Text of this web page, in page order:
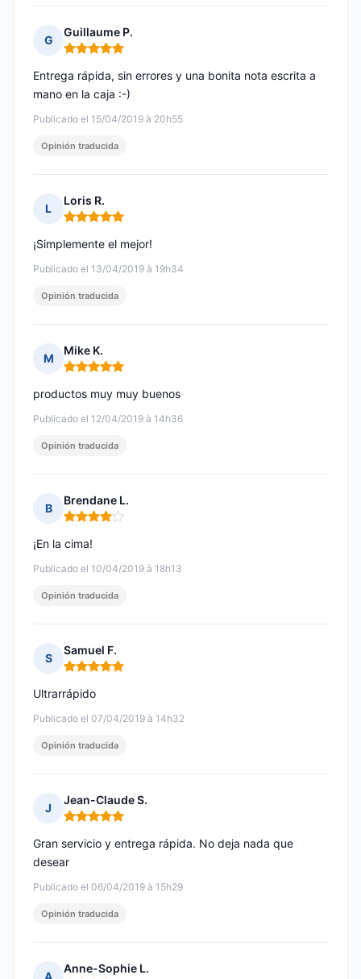
G
Guillaume P.
Nota: 5 de 5
Publicado el 15/04/2019 à 20h55
Entrega rápida, sin errores y una bonita nota escrita a
mano en la caja :-)
Opinión traducida
L
Loris R.
Nota: 5 de 5
Publicado el 13/04/2019 à 19h34
¡Simplemente el mejor!
Opinión traducida
M
Mike K.
Nota: 5 de 5
Publicado el 12/04/2019 à 14h36
productos muy muy buenos
Opinión traducida
B
Brendane L.
Nota: 4 de 5
Publicado el 10/04/2019 à 18h13
¡En la cima!
Opinión traducida
S
Samuel F.
Nota: 5 de 5
Publicado el 07/04/2019 à 14h32
Ultrarrápido
Opinión traducida
J
Jean-Claude S.
Nota: 5 de 5
Publicado el 06/04/2019 à 15h29
Gran servicio y entrega rápida. No deja nada que
desear
Opinión traducida
Anne-Sophie L.